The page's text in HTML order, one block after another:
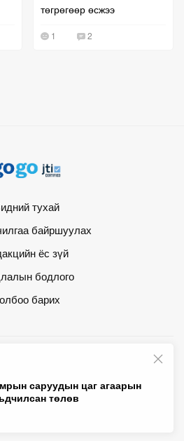
саруудын цаг агаарын
төлөв
төгрөгөөр өсжээ
1 2
тухай
байршуулах
ёс зүй
бодлого
барих
ХХК • Бүх эрх хуулиар хамгаалагдсан